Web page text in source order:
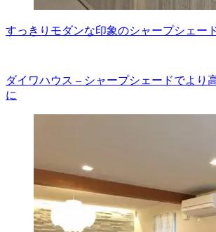
すっきりモダンな印象のシャープシェー
ダイワハウス – シャープシェードでより
に